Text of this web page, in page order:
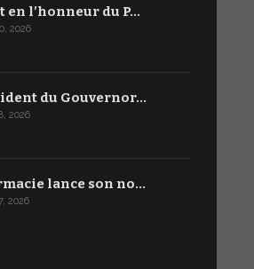
en l’honneur du P…
2026
du Gouvernor…
2026
lance son no…
2026